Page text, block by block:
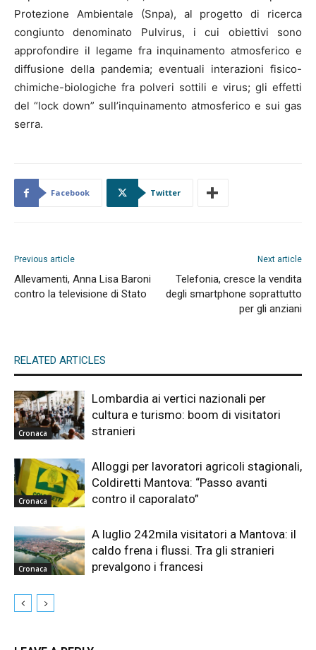
Protezione Ambientale (Snpa), al progetto di ricerca
congiunto denominato Pulvirus, i cui obiettivi sono
approfondire il legame fra inquinamento atmosferico e
diffusione della pandemia; eventuali interazioni fisico-
chimiche-biologiche fra polveri sottili e virus; gli effetti
del “lock down” sull’inquinamento atmosferico e sui gas
serra.
Facebook Twitter
Previous article
Allevamenti, Anna Lisa Baroni
contro la televisione di Stato
Next article
Telefonia, cresce la vendita
degli smartphone soprattutto
per gli anziani
RELATED ARTICLES
Cronaca
Lombardia ai vertici nazionali per
cultura e turismo: boom di visitatori
stranieri
Cronaca
Alloggi per lavoratori agricoli stagionali,
Coldiretti Mantova: “Passo avanti
contro il caporalato”
Cronaca
A luglio 242mila visitatori a Mantova: il
caldo frena i flussi. Tra gli stranieri
prevalgono i francesi